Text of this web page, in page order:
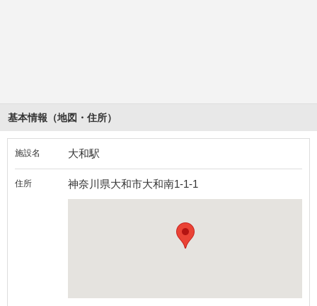
基本情報（地図・住所）
施設名 大和駅
住所 神奈川県大和市大和南1-1-1